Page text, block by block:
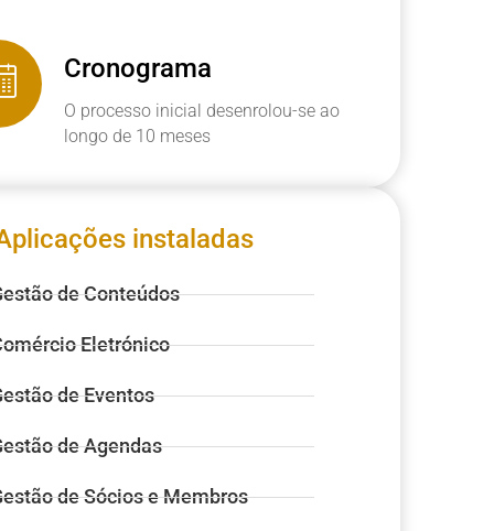
Cronograma
O processo inicial desenrolou-se ao
longo de 10 meses
instaladas
de Conteúdos
Eletrónico
de Eventos
de Agendas
de Sócios e Membros